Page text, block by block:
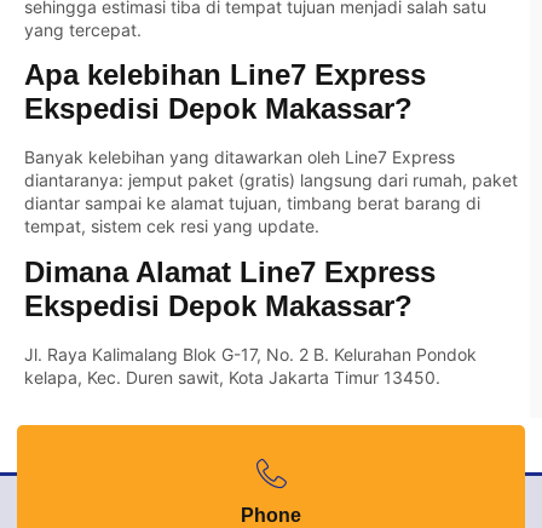
sehingga estimasi tiba di tempat tujuan menjadi salah satu
yang tercepat.
Apa kelebihan Line7 Express
Ekspedisi Depok Makassar?
Banyak kelebihan yang ditawarkan oleh Line7 Express
diantaranya: jemput paket (gratis) langsung dari rumah, paket
diantar sampai ke alamat tujuan, timbang berat barang di
tempat, sistem cek resi yang update.
Dimana Alamat Line7 Express
Ekspedisi Depok Makassar?
Jl. Raya Kalimalang Blok G-17, No. 2 B. Kelurahan Pondok
kelapa, Kec. Duren sawit, Kota Jakarta Timur 13450.
Phone